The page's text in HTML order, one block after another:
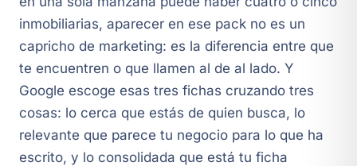
inmobiliarias, aparecer en ese pack no es un
capricho de marketing: es la diferencia entre que
te encuentren o que llamen al de al lado. Y
Google escoge esas tres fichas cruzando tres
cosas: lo cerca que estás de quien busca, lo
relevante que parece tu negocio para lo que ha
escrito, y lo consolidada que está tu ficha